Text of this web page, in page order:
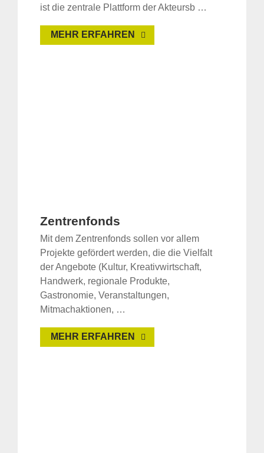
ist die zentrale Plattform der Akteursb …
MEHR ERFAHREN
Zentrenfonds
Mit dem Zentrenfonds sollen vor allem
Projekte gefördert werden, die die Vielfalt
der Angebote (Kultur, Kreativwirtschaft,
Handwerk, regionale Produkte,
Gastronomie, Veranstaltungen,
Mitmachaktionen, …
MEHR ERFAHREN